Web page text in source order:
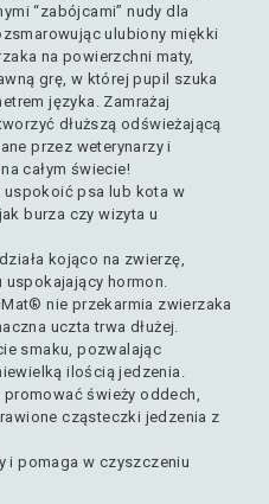
“zabójcami” nudy dla
ulubiony miękki
na powierzchni maty,
grę, w której pupil szuka
języka. Zamrażaj
dłuższą odświeżającą
przez weterynarzy i
całym świecie!
psa lub kota w
burza czy wizyta u
kojąco na zwierzę,
hormon.
nie przekarmia zwierzaka
uczta trwa dłużej.
smaku, pozwalając
ilością jedzenia.
świeży oddech,
cząsteczki jedzenia z
i pomaga w czyszczeniu